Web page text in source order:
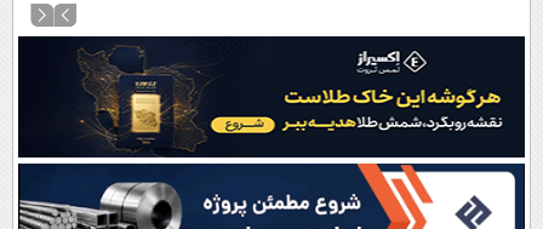
کردن
آرشیو
نظرسنجی
آب و هوا
اوقات شرعی
سواد زندگی